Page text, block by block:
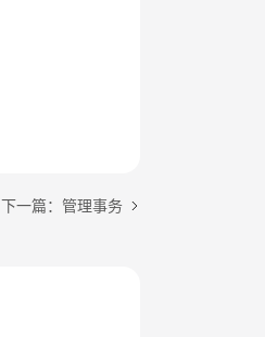
下一篇：管理事务